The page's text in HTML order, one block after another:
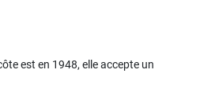
est en 1948, elle accepte un